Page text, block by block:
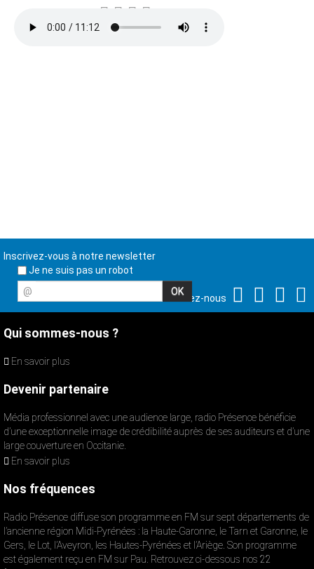
Inscrivez-vous à notre newsletter
Je ne suis pas un robot
@
Suivez-nous
Qui sommes-nous ?
En savoir plus
Devenir partenaire
Média professionnel avec une audience large, radio Présence bénéficie
d’une exceptionnelle image de crédibilité auprès de ses auditeurs et d’une
large couverture en Occitanie.
En savoir plus
Nos fréquences
Radio Présence diffuse son programme en FM sur sept départements de
l’ancienne région Midi-Pyrénées : la Haute-Garonne, le Tarn et Garonne, le
Gers, le Lot, l’Aveyron, les Hautes-Pyrénées et l’Ariège. Son programme
est également reçu en FM sur Pau. Retrouvez ci-dessous nos 22